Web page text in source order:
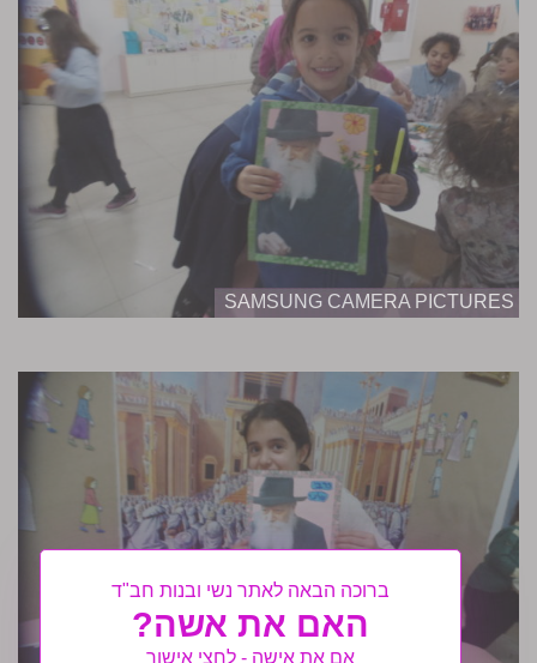
SAMSUNG CAMERA PICTURES
ברוכה הבאה לאתר נשי ובנות חב"ד
האם את אשה?
אם את אישה - לחצי אישור